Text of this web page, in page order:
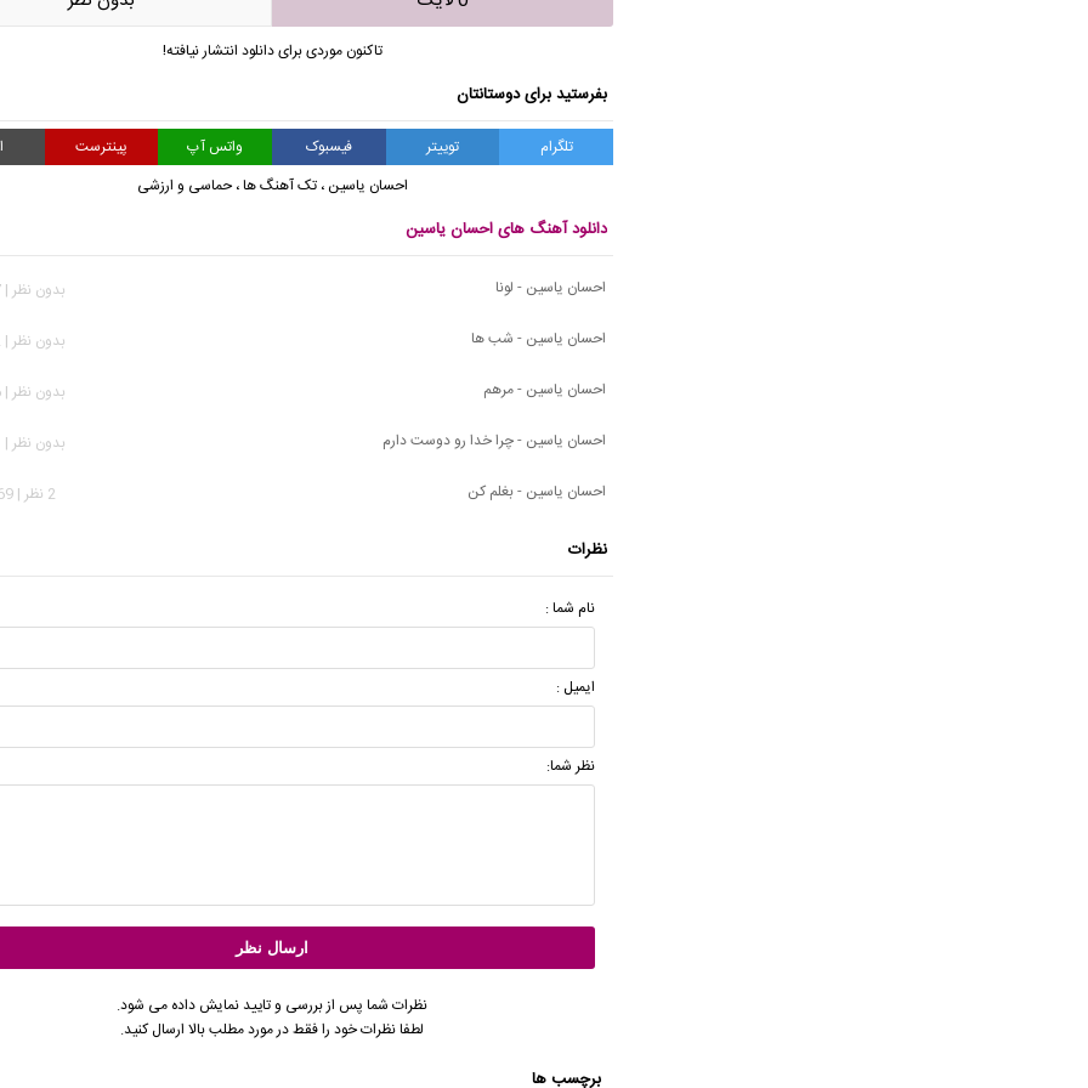
تاکنون موردی برای دانلود انتشار نیافته!
بفرستید برای دوستانتان
تلگرام توییتر فیسبوک واتس آپ پینترست
احسان یاسین ،تک آهنگ ها،حماسی و ارزشی
دانلود آهنگ های احسان یاسین
احسان یاسین - لونا
بدون نظر | 437 بازدید
احسان یاسین - شب ها
بدون نظر | 242 بازدید
احسان یاسین - مرهم
بدون نظر | 436 بازدید
احسان یاسین - چرا خدا رو دوست دارم
بدون نظر | 641 بازدید
احسان یاسین - بغلم کن
2 نظر | 1,769 بازدید
نظرات
نام شما :
ایمیل :
نظر شما:
نظرات شما پس از بررسی و تایید نمایش داده می شود.
لطفا نظرات خود را فقط در مورد مطلب بالا ارسال کنید.
برچسب ها